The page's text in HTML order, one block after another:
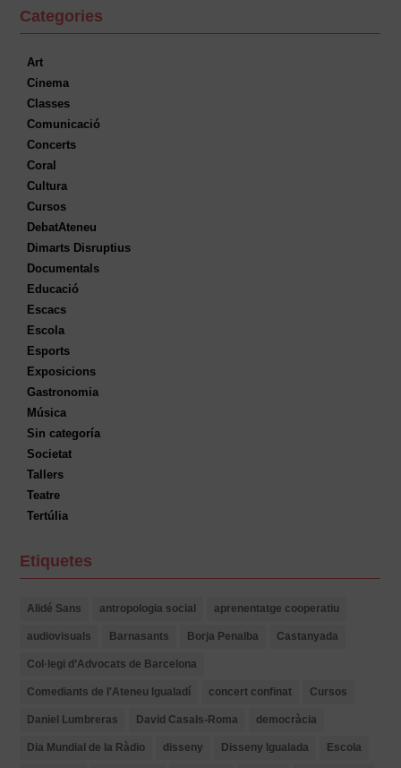
Categories
Art
Cinema
Classes
Comunicació
Concerts
Coral
Cultura
Cursos
DebatAteneu
Dimarts Disruptius
Documentals
Educació
Escacs
Escola
Esports
Exposicions
Gastronomia
Música
Sin categoría
Societat
Tallers
Teatre
Tertúlia
Etiquetes
Alidé Sans antropologia social aprenentatge cooperatiu
audiovisuals Barnasants Borja Penalba Castanyada
Col·legi d’Advocats de Barcelona
Comediants de l'Ateneu Igualadí concert confinat Cursos
Daniel Lumbreras David Casals-Roma democràcia
Dia Mundial de la Ràdio disseny Disseny Igualada Escola